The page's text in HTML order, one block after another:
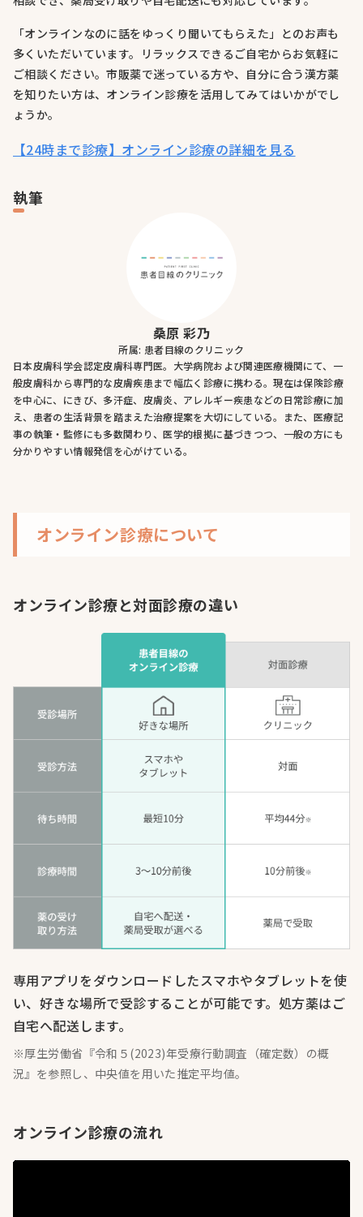
「オンラインなのに話をゆっくり聞いてもらえた」とのお声も
多くいただいています。リラックスできるご自宅からお気軽に
ご相談ください。市販薬で迷っている方や、自分に合う漢方薬
を知りたい方は、オンライン診療を活用してみてはいかがでし
ょうか。
【24時まで診療】オンライン診療の詳細を見る
執筆
桑原 彩乃
所属: 患者目線のクリニック
日本皮膚科学会認定皮膚科専門医。大学病院および関連医療機関にて、一
般皮膚科から専門的な皮膚疾患まで幅広く診療に携わる。現在は保険診療
を中心に、にきび、多汗症、皮膚炎、アレルギー疾患などの日常診療に加
え、患者の生活背景を踏まえた治療提案を大切にしている。また、医療記
事の執筆・監修にも多数関わり、医学的根拠に基づきつつ、一般の方にも
分かりやすい情報発信を心がけている。
オンライン診療について
オンライン診療と対面診療の違い
専用アプリをダウンロードしたスマホやタブレットを使
い、好きな場所で受診することが可能です。処方薬はご
自宅へ配送します。
※厚生労働省『令和５(2023)年受療行動調査（確定数）の概
況』を参照し、中央値を用いた推定平均値。
オンライン診療の流れ